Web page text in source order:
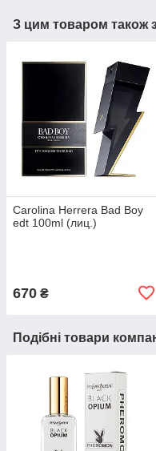
З цим товаром також
Carolina Herrera Bad Boy
edt 100ml (лиц.)
670 ₴
Подібні товари